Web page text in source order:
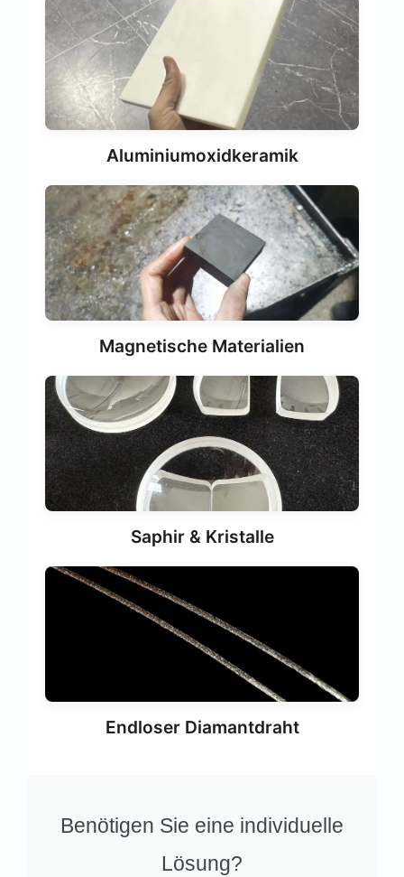
Aluminiumoxidkeramik
Magnetische Materialien
Saphir & Kristalle
Endloser Diamantdraht
Benötigen Sie eine individuelle
Lösung?